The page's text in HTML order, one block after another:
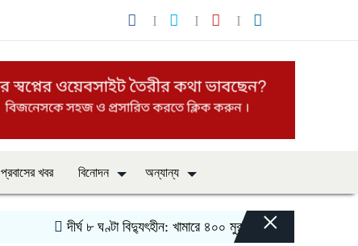
প্রবাসের খবর বিনোদন অন্যান্য
দীর্ঘ ৮ ঘণ্টা বিদ্যুৎহীন: খামারে ৪০০ মুরগির মৃত্যু ×